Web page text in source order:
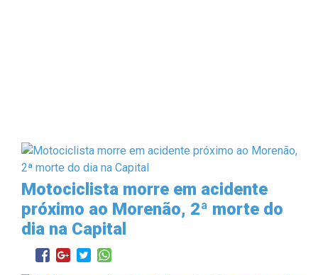
Motociclista morre em acidente
próximo ao Morenão, 2ª morte do
dia na Capital